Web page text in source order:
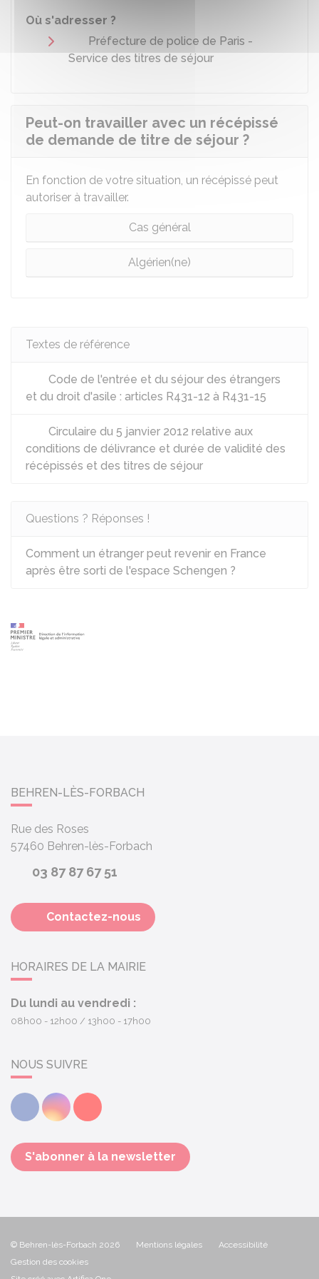
Où s'adresser ?
Préfecture de police de Paris -
Service des titres de séjour
Peut-on travailler avec un récépissé
de demande de titre de séjour ?
En fonction de votre situation, un récépissé peut
autoriser à travailler.
Cas général
Algérien(ne)
Textes de référence
Code de l'entrée et du séjour des étrangers
et du droit d'asile : articles R431-12 à R431-15
Circulaire du 5 janvier 2012 relative aux
conditions de délivrance et durée de validité des
récépissés et des titres de séjour
Questions ? Réponses !
Comment un étranger peut revenir en France
après être sorti de l'espace Schengen ?
BEHREN-LÈS-FORBACH
Rue des Roses
57460 Behren-lès-Forbach
03 87 87 67 51
Contactez-nous
HORAIRES DE LA MAIRIE
Du lundi au vendredi :
08h00 - 12h00 13h00 - 17h00
NOUS SUIVRE
FacebookInstagramYoutube
S'abonner à la newsletter
© Behren-lès-Forbach 2026 Mentions légales
Accessibilité
Gestion des cookies